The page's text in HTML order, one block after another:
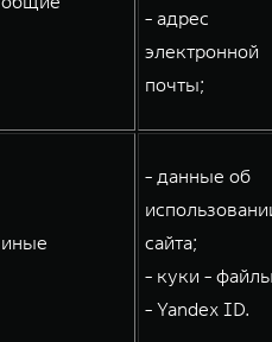
- адрес
электронной
почты;
иные
- данные об
сайта;
- куки -
- Yandex ID.